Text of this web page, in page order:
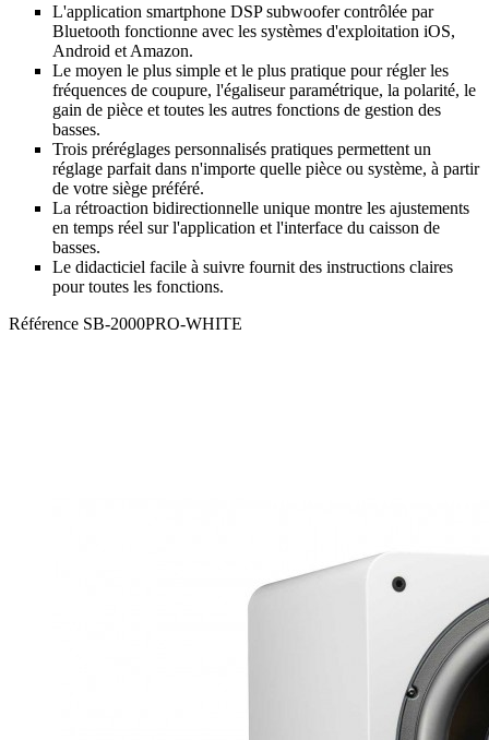
L'application smartphone DSP subwoofer contrôlée par
Bluetooth fonctionne avec les systèmes d'exploitation iOS,
Android et Amazon.
Le moyen le plus simple et le plus pratique pour régler les
fréquences de coupure, l'égaliseur paramétrique, la polarité, le
gain de pièce et toutes les autres fonctions de gestion des
basses.
Trois préréglages personnalisés pratiques permettent un
réglage parfait dans n'importe quelle pièce ou système, à partir
de votre siège préféré.
La rétroaction bidirectionnelle unique montre les ajustements
en temps réel sur l'application et l'interface du caisson de
basses.
Le didacticiel facile à suivre fournit des instructions claires
pour toutes les fonctions.
Référence SB-2000PRO-WHITE